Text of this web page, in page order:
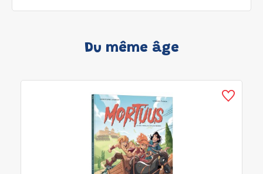
Du même âge